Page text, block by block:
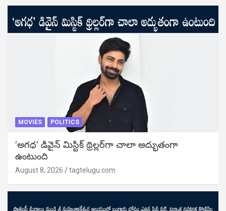
MOVIES POLITICS
‘అగధ’ డివైన్ మిస్టిక్ థ్రిల్లర్‌గా చాలా అద్భుతంగా
ఉంటుంది
August 8, 2026 tagtelugu.com